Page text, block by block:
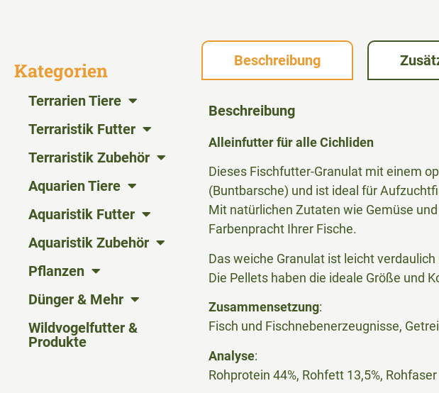
Kategorien
Terrarien Tiere
Terraristik Futter
Terraristik Zubehör
Aquarien Tiere
Aquaristik Futter
Aquaristik Zubehör
Pflanzen
Dünger & Mehr
Wildvogelfutter &
Produkte
Beschreibung
Beschreibung
Alleinfutter für alle Cichliden
Dieses Fischfutter-Granulat mit einem
(Buntbarsche) und ist ideal für
Mit natürlichen Zutaten wie Gemüse
Farbenpracht Ihrer Fische.
Das weiche Granulat ist leicht
Die Pellets haben die ideale Größe und
Zusammensetzung:
Fisch und Fischnebenerzeugnisse,
Analyse:
Rohprotein 44%, Rohfett 13,5%,